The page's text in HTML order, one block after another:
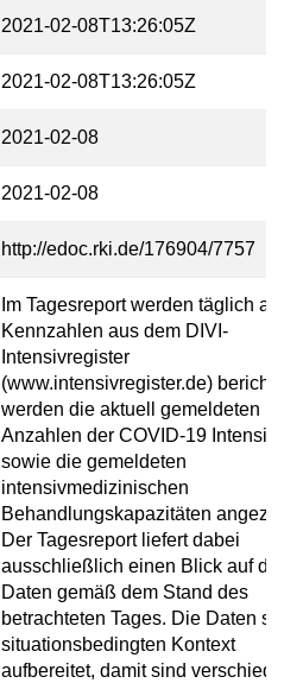
2021-02-08T13:26:05Z
2021-02-08T13:26:05Z
2021-02-08
2021-02-08
http://edoc.rki.de/176904/7757
Im Tagesreport werden täglich
Kennzahlen aus dem DIVI-
Intensivregister
(www.intensivregister.de)
werden die aktuell gemeldeten
Anzahlen der COVID-19
sowie die gemeldeten
intensivmedizinischen
Behandlungskapazitäten
Der Tagesreport liefert dabei
ausschließlich einen Blick auf die
Daten gemäß dem Stand des
betrachteten Tages. Die Daten
situationsbedingten Kontext
aufbereitet, damit sind